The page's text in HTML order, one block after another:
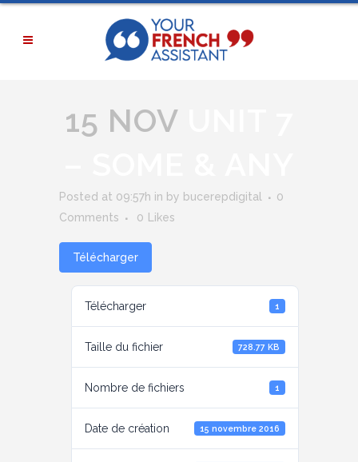
15 NOVUNIT 7
Posted at 09:57h in by bucerepdigital
0
Comments
0 Likes
Télécharger
Télécharger 1
Taille du fichier 728.77 KB
Nombre de fichiers 1
Date de création 15 novembre 2016